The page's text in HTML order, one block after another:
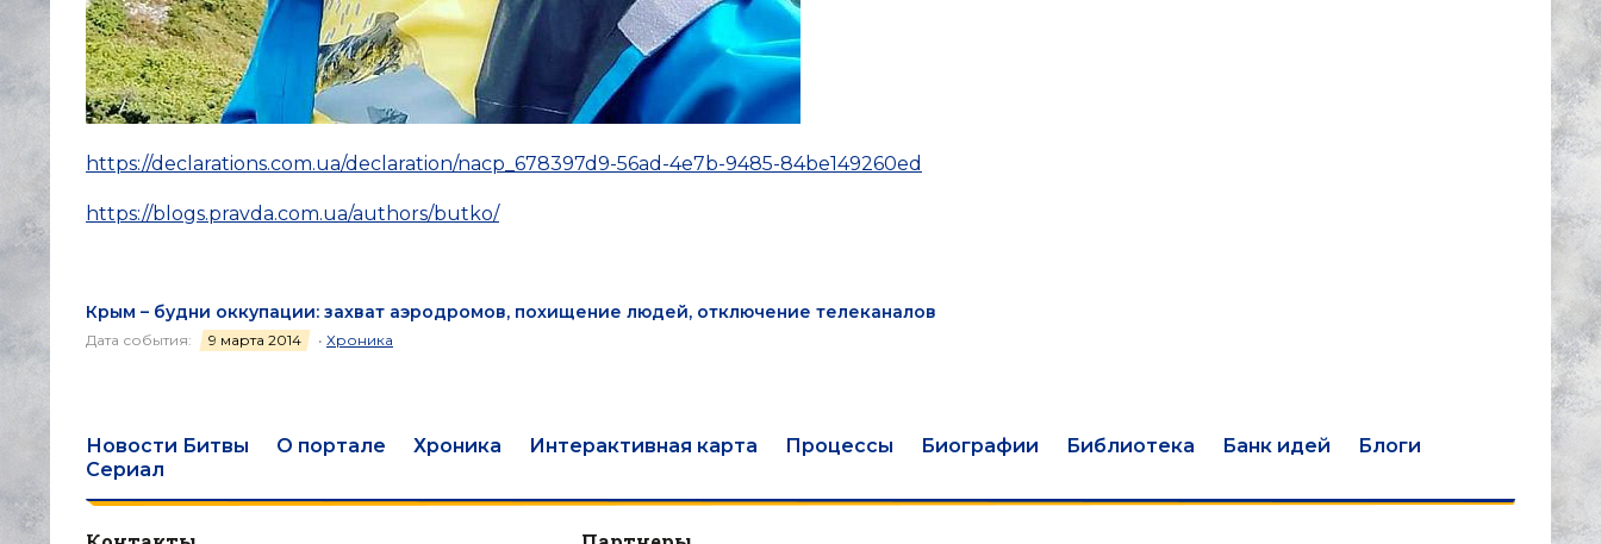
https://declarations.com.ua/declaration/nacp_678397d9-56ad-4e7b-9485-84be149260ed
https://blogs.pravda.com.ua/authors/butko/
Крым – будни оккупации: захват аэродромов, похищение людей, отключение телеканалов
Дата события: 9 марта 2014 • Хроника
Новости Битвы О портале Хроника Интерактивная карта Процессы Биографии Библиотека Банк идей
Блоги
Сериал